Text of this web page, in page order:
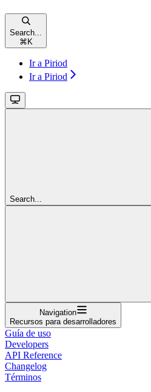
Search...
⌘ K
Ir a Piriod
Ir a Piriod
Search...
Navigation
Recursos para desarrolladores
Guía de uso
Developers
API Reference
Changelog
Términos